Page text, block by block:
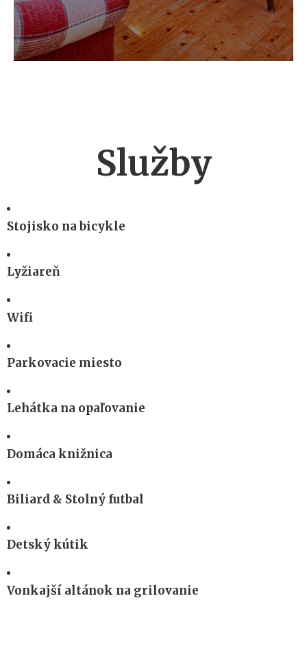
Služby
Stojisko na bicykle
Lyžiareň
Wifi
Parkovacie miesto
Lehátka na opaľovanie
Domáca knižnica
Biliard & Stolný futbal
Detský kútik
Vonkajší altánok na grilovanie